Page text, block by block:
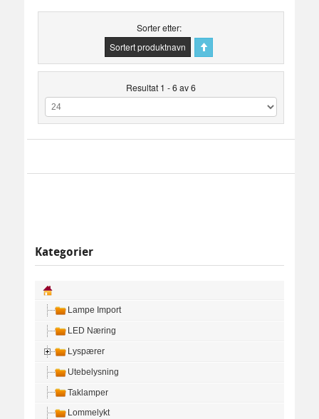
Sorter etter
Sortert produktnavn
Resultat 1 - 6 av 6
Kategorier
Lampe Import
LED Næring
Lyspærer
Utebelysning
Taklamper
Lommelykt